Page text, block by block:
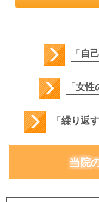
「 自
「 女性
「 繰り返
当院